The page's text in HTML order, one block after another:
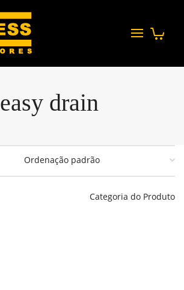
easy drain
Categoria do Produto